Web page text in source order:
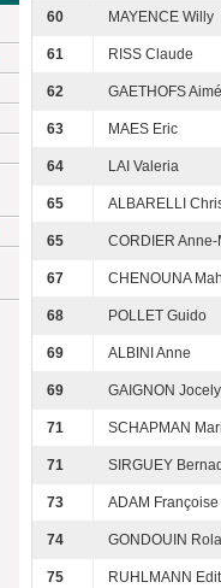
60 MAYENCE Willy
61 RISS Claude
62 GAETHOFS Aimé
63 MAES Eric
64 LAI Valeria
65 ALBARELLI
65 CORDIER
67 CHENOUNA
68 POLLET Guido
69 ALBINI Anne
69 GAIGNON
71 SCHAPMAN
71 SIRGUEY
73 ADAM Françoise
74 GONDOUIN
75 RUHLMANN